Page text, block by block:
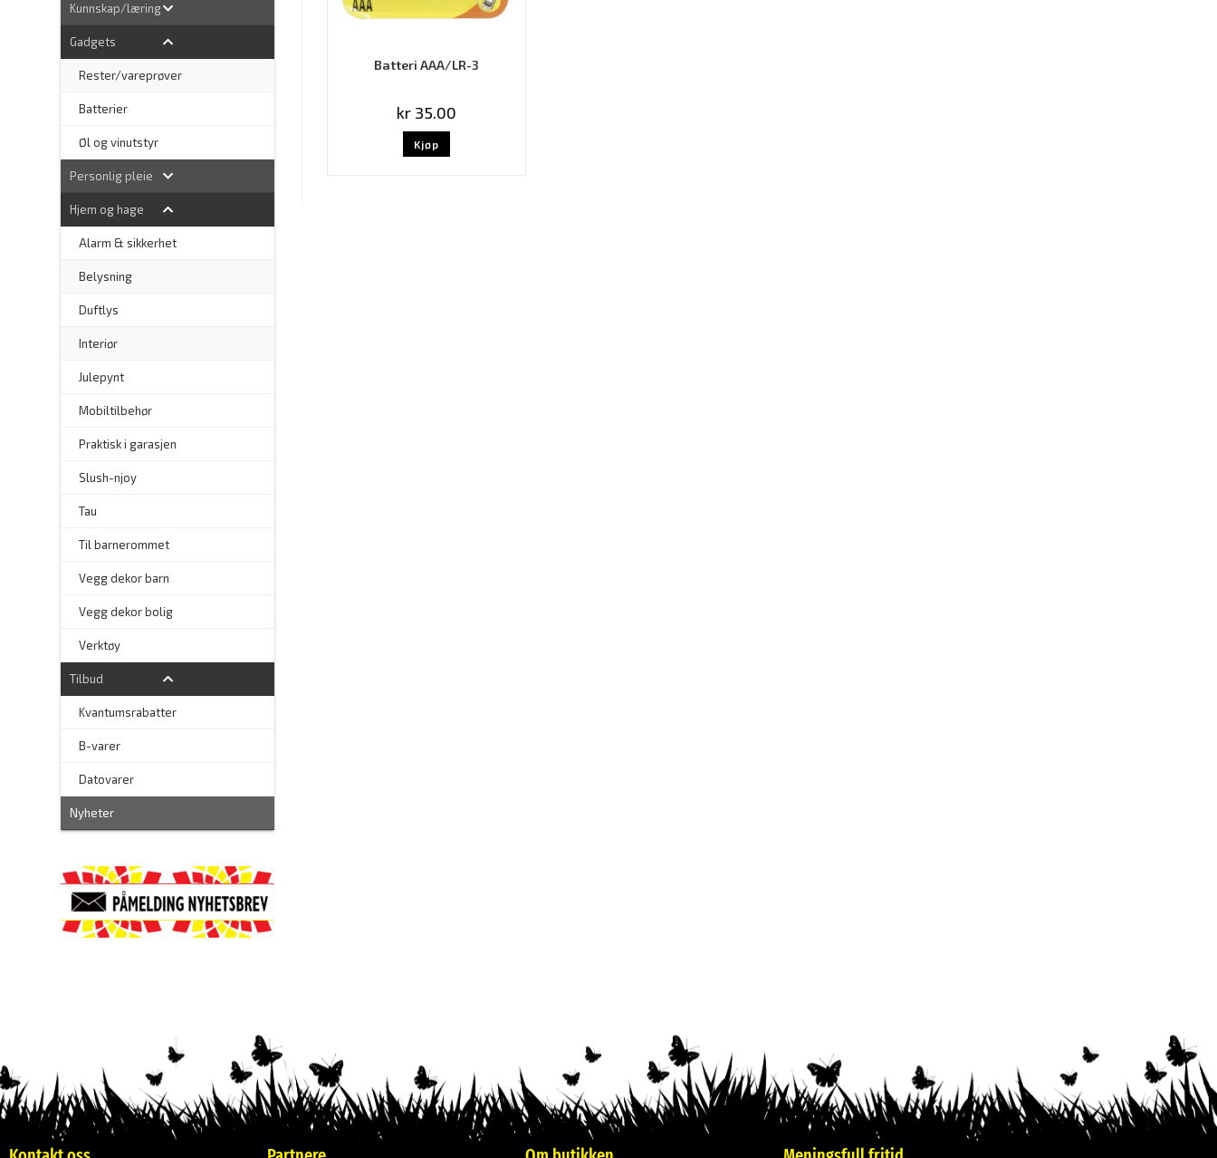
Batteri AAA/LR-3
kr35.00
Kjøp
Kunnskap/læring
Gadgets
Rester/vareprøver
Batterier
Øl og vinutstyr
Personlig pleie
Hjem og hage
Alarm & sikkerhet
Belysning
Duftlys
Interiør
Julepynt
Mobiltilbehør
Praktisk i garasjen
Slush-njoy
Tau
Til barnerommet
Vegg dekor barn
Vegg dekor bolig
Verktøy
Tilbud
Kvantumsrabatter
B-varer
Datovarer
Nyheter